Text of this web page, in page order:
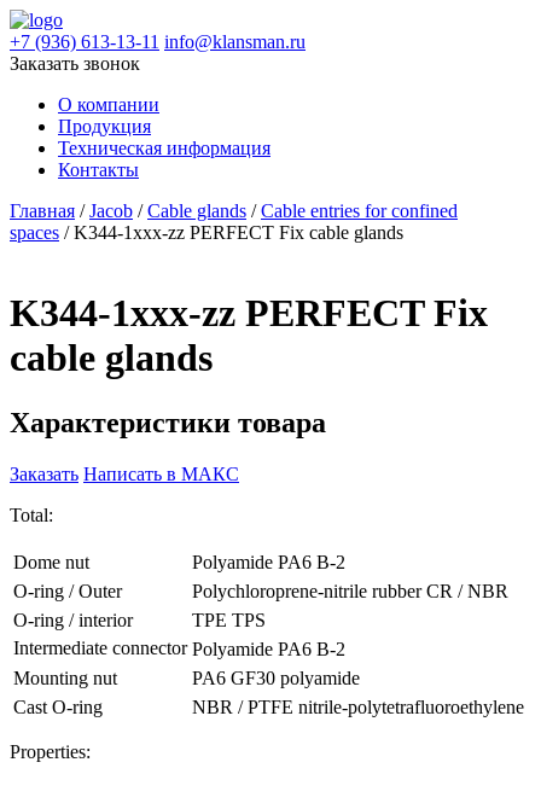
+7 (936) 613-13-11 info@klansman.ru
Заказать звонок
О компании
Продукция
Техническая информация
Контакты
Главная /Jacob /Cable glands /Cable entries for confined
spaces / K344-1xxx-zz PERFECT Fix cable glands
K344-1xxx-zz PERFECT Fix
cable glands
Характеристики товара
Заказать Написать в МАКС
Total:
Dome nut
Polyamide PA6 B-2
O-ring / Outer
Polychloroprene-nitrile rubber CR / NBR
O-ring / interior
TPE TPS
Intermediate connector Polyamide PA6 B-2
Mounting nut
PA6 GF30 polyamide
Cast O-ring
NBR / PTFE nitrile-polytetrafluoroethylene
Properties: